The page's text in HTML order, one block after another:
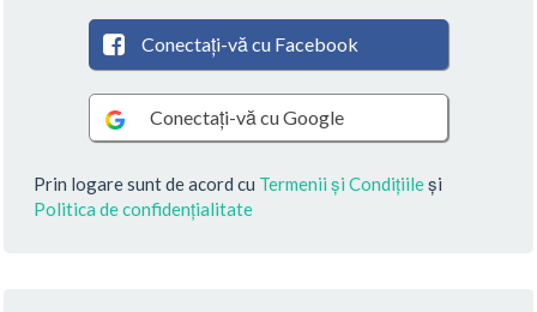
Conectați-vă cu Facebook
Conectați-vă cu Google
Prin logare sunt de acord cu Termenii și Condițiileși
Politica de confidențialitate